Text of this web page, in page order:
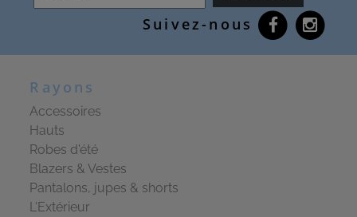
Suivez-nous
Rayons
Accessoires
Hauts
Robes d'été
Blazers & Vestes
Pantalons, jupes & shorts
L'Extérieur